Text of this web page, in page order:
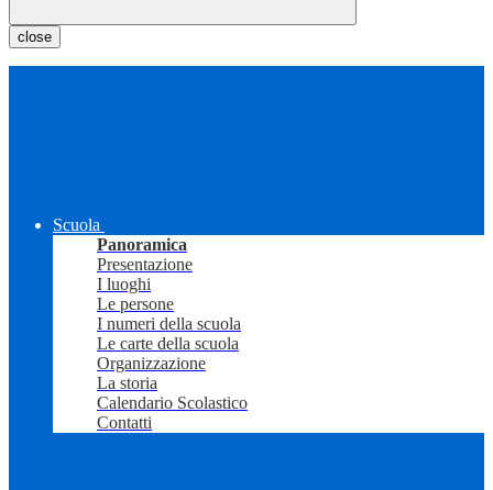
close
Scuola
Panoramica
Presentazione
I luoghi
Le persone
I numeri della scuola
Le carte della scuola
Organizzazione
La storia
Calendario Scolastico
Contatti